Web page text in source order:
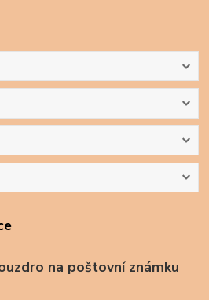
na poštovní známku